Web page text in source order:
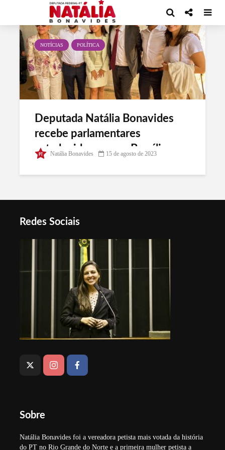
Tag - Estados Unidos
NOTÍCIAS POLÍTICA
Deputada Natália Bonavides
recebe parlamentares
estadunidenses em Brasília
Natália Bonavides 15 de agosto de 2023
Redes Sociais
Sobre
Natália Bonavides foi a vereadora petista mais votada da história
do PT no Rio Grande do Norte e a primeira mulher petista a